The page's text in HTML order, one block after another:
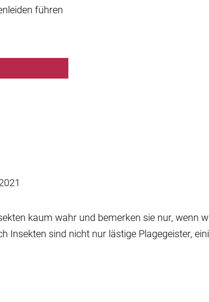
führen
kaum wahr und bemerken sie nur, wenn
Insekten sind nicht nur lästige Plagegeister,